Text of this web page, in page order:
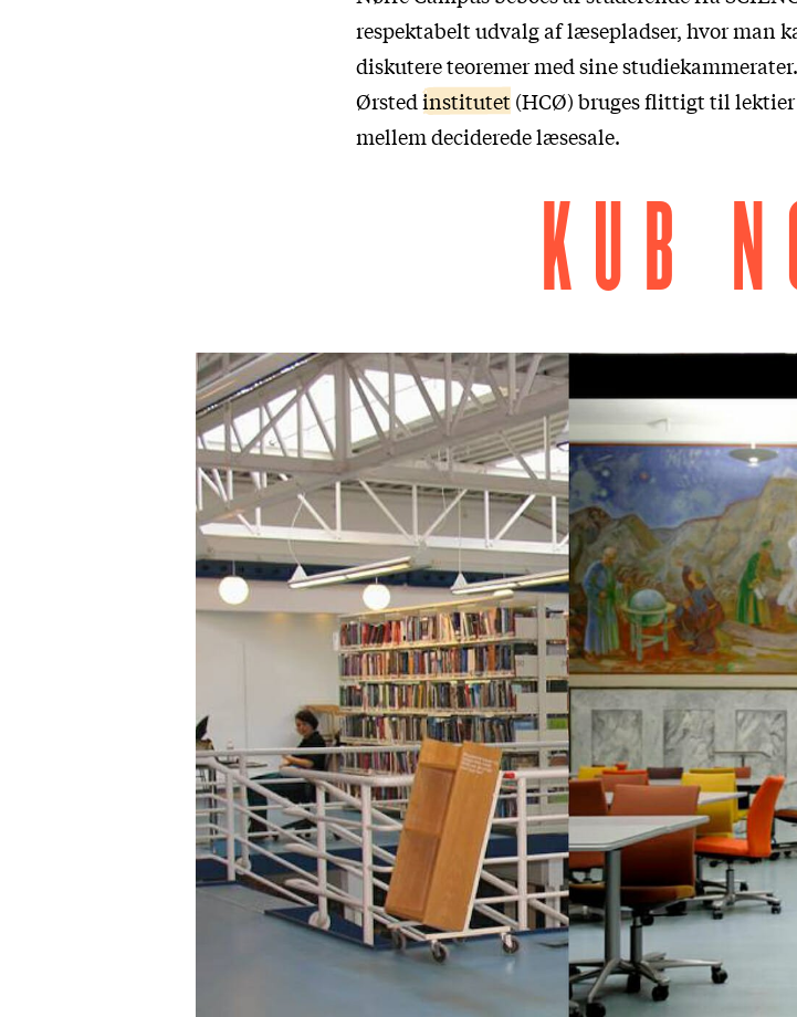
respektabelt udvalg af læsepladser, hvor man
diskutere teoremer med sine
Ørstedinstitutet(HCØ) bruges flittigt til lektier
mellem deciderede læsesale.
KUB